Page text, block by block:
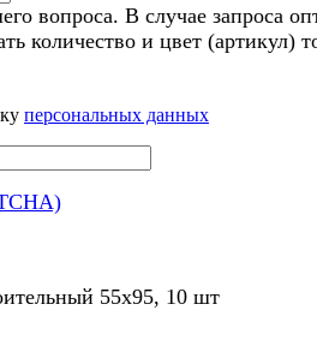
вопроса. В случае запроса
количество и цвет (артикул)
персональных данных
55х95, 10 шт